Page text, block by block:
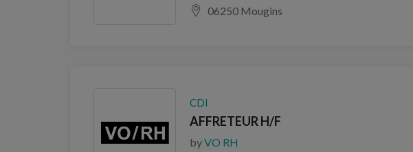
06250 Mougins
CDI
AFFRETEUR H/F
byVO RH